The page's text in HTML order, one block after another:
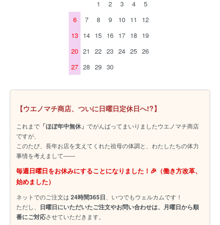
1
2 3 4
5
6
7 8 9 10 11
12
13 14 15 16 17 18 19
20 21 22 23 24 25 26
27 28 29 30
【ウエノマチ商店、ついに日曜日定休日へ!?】
これまで 「ほぼ年中無休」 でがんばってまいりましたウエノマチ商店
ですが、
このたび、長年お店を支えてくれた祖母の体調と、わたしたちの体力
事情を考えまして――
毎週日曜日をお休みにすることになりました！🎉（働き方改革、
始めました）
ネットでのご注文は 24時間365日 、いつでもウェルカムです！
ただし、
日曜日にいただいたご注文やお問い合わせは、月曜日から順
番にご対応させていただきます。